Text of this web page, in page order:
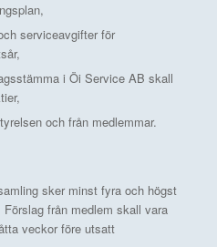
serviceavgifter för
i Öi Service AB skall
och från medlemmar.
sker minst fyra och högst
från medlem skall vara
veckor före utsatt